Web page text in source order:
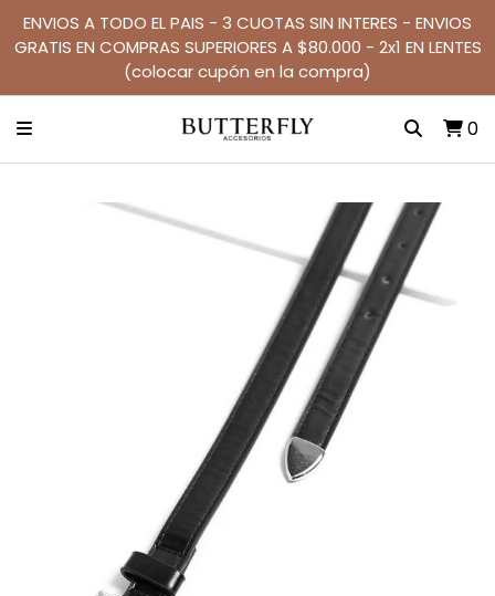
ENVIOS A TODO EL PAIS - 3 CUOTAS SIN INTERES - ENVIOS
GRATIS EN COMPRAS SUPERIORES A $80.000 - 2x1 EN LENTES
(colocar cupón en la compra)
0